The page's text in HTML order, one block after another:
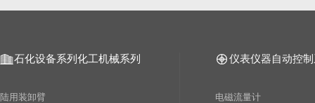
石化设备系列 化工机械系列
陆用装卸臂
仪表仪器自动控
电磁流量计